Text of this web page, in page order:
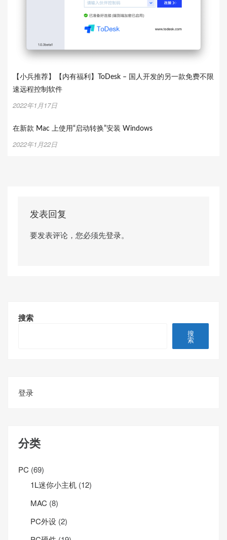
【小兵推荐】【内有福利】ToDesk – 国人开发的另一款免费不限
速远程控制软件
2022年1月17日
在新款 Mac 上使用“启动转换”安装 Windows
2022年1月22日
发表回复
要发表评论，您必须先登录。
搜索
搜
索
登录
分类
PC (69)
1L迷你小主机 (12)
MAC (8)
PC外设 (2)